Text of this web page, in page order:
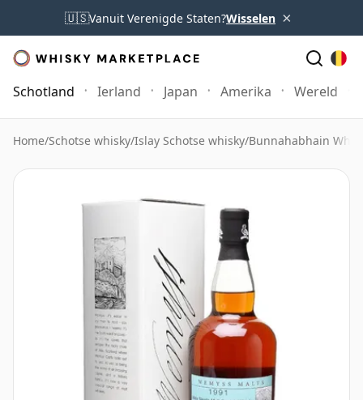
🇺🇸Vanuit Verenigde Staten?Wisselen ×
Schotland Ierland Japan Amerika Wereld
Home/Schotse whisky/Islay Schotse whisky/Bunnahabhain